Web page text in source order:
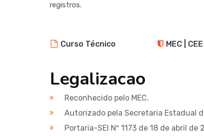
registros.
Curso Técnico MEC |
Legalizacao
Reconhecido pelo MEC.
Autorizado pela Secretaria Estadual
Portaria-SEI Nº 1173 de 18 de abril de